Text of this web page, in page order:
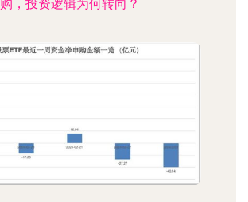
购，投资逻辑为何转向？